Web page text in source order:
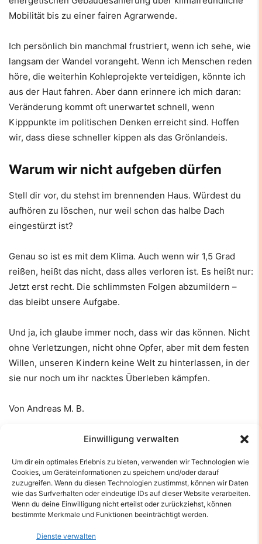
Einwilligung verwalten
Um dir ein optimales Erlebnis zu bieten, verwenden wir Technologien wie
Cookies, um Geräteinformationen zu speichern und/oder darauf
zuzugreifen. Wenn du diesen Technologien zustimmst, können wir Daten
wie das Surfverhalten oder eindeutige IDs auf dieser Website verarbeiten.
Wenn du deine Einwilligung nicht erteilst oder zurückziehst, können
bestimmte Merkmale und Funktionen beeinträchtigt werden.
Dienste verwalten
Mobilität bis zu einer fairen Agrarwende.
Ich persönlich bin manchmal frustriert, wenn ich sehe, wie
langsam der Wandel vorangeht. Wenn ich Menschen reden
höre, die weiterhin Kohleprojekte verteidigen, könnte ich
aus der Haut fahren. Aber dann erinnere ich mich daran:
Veränderung kommt oft unerwartet schnell, wenn
Kipppunkte im politischen Denken erreicht sind. Hoffen
wir, dass diese schneller kippen als das Grönlandeis.
Warum wir nicht aufgeben dürfen
Stell dir vor, du stehst im brennenden Haus. Würdest du
aufhören zu löschen, nur weil schon das halbe Dach
eingestürzt ist?
Genau so ist es mit dem Klima. Auch wenn wir 1,5 Grad
reißen, heißt das nicht, dass alles verloren ist. Es heißt nur:
Jetzt erst recht. Die schlimmsten Folgen abzumildern –
das bleibt unsere Aufgabe.
Und ja, ich glaube immer noch, dass wir das können. Nicht
ohne Verletzungen, nicht ohne Opfer, aber mit dem festen
Willen, unseren Kindern keine Welt zu hinterlassen, in der
sie nur noch um ihr nacktes Überleben kämpfen.
Von Andreas M. B.
Quellen
The New Yorker
Reuters
Washington Post